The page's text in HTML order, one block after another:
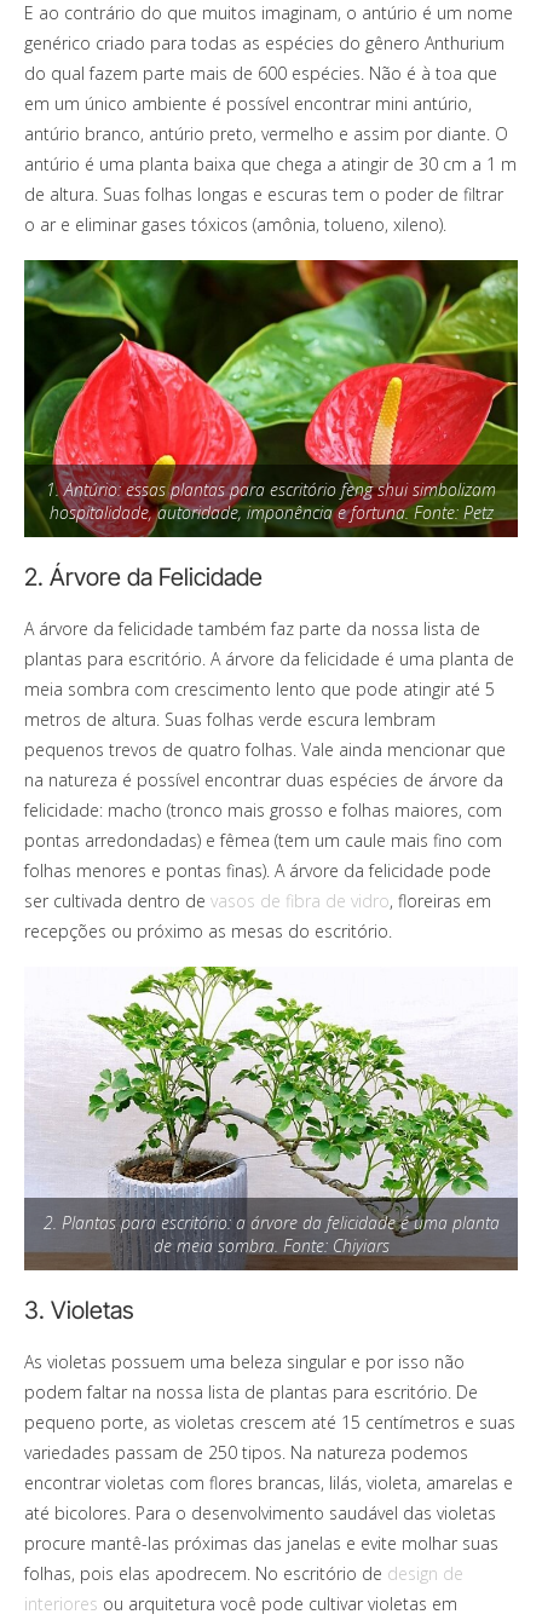
E ao contrário do que muitos imaginam, o antúrio é um nome
genérico criado para todas as espécies do gênero Anthurium
do qual fazem parte mais de 600 espécies. Não é à toa que
em um único ambiente é possível encontrar mini antúrio,
antúrio branco, antúrio preto, vermelho e assim por diante. O
antúrio é uma planta baixa que chega a atingir de 30 cm a 1 m
de altura. Suas folhas longas e escuras tem o poder de filtrar
o ar e eliminar gases tóxicos (amônia, tolueno, xileno).
1. Antúrio: essas plantas para escritório feng shui simbolizam
hospitalidade, autoridade, imponência e fortuna. Fonte: Petz
2. Árvore da Felicidade
A árvore da felicidade também faz parte da nossa lista de
plantas para escritório. A árvore da felicidade é uma planta de
meia sombra com crescimento lento que pode atingir até 5
metros de altura. Suas folhas verde escura lembram
pequenos trevos de quatro folhas. Vale ainda mencionar que
na natureza é possível encontrar duas espécies de árvore da
felicidade: macho (tronco mais grosso e folhas maiores, com
pontas arredondadas) e fêmea (tem um caule mais fino com
folhas menores e pontas finas). A árvore da felicidade pode
ser cultivada dentro de vasos de fibra de vidro, floreiras em
recepções ou próximo as mesas do escritório.
2. Plantas para escritório: a árvore da felicidade é uma planta
de meia sombra. Fonte: Chiyiars
3. Violetas
As violetas possuem uma beleza singular e por isso não
podem faltar na nossa lista de plantas para escritório. De
pequeno porte, as violetas crescem até 15 centímetros e suas
variedades passam de 250 tipos. Na natureza podemos
encontrar violetas com flores brancas, lilás, violeta, amarelas e
até bicolores. Para o desenvolvimento saudável das violetas
procure mantê-las próximas das janelas e evite molhar suas
folhas, pois elas apodrecem. No escritório de design de
interiores ou arquitetura você pode cultivar violetas em